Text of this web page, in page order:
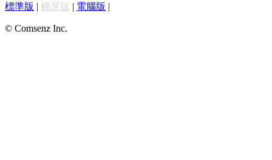
標準版 | 觸屏版 | 電腦版 |
© Comsenz Inc.